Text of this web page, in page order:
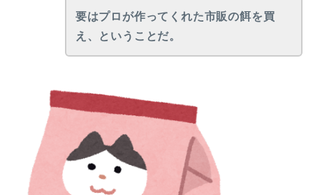
要はプロが作ってくれた市販の餌を買
え、ということだ。